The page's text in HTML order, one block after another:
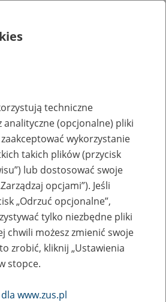
nad dzieckiem
nad dzieckiem –
opłaca składek
techniczne
analityczne (opcjonalne) pliki
wykorzystanie
takich plików (przycisk
lub dostosować swoje
opcjami”). Jeśli
„Odrzuć opcjonalne”,
tylko niezbędne pliki
chwili możesz zmienić swoje
zrobić, kliknij „Ustawienia
stopce.
www.zus.pl